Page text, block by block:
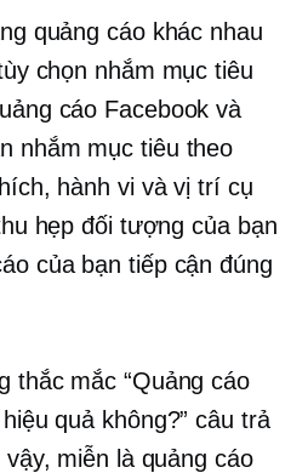
quảng cáo khác nhau
chọn nhắm mục tiêu
cáo Facebook và
nhắm mục tiêu theo
hành vi và vị trí cụ
hẹp đối tượng của bạn
của bạn tiếp cận đúng
thắc mắc “Quảng cáo
quả không?” câu trả
miễn là quảng cáo